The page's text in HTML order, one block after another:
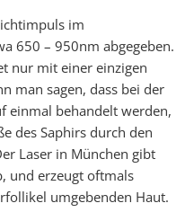
im
650 – 950nm abgegeben.
nur mit einer einzigen
man sagen, dass bei der
einmal behandelt werden,
des Saphirs durch den
Laser in München gibt
und erzeugt oftmals
umgebenden Haut.